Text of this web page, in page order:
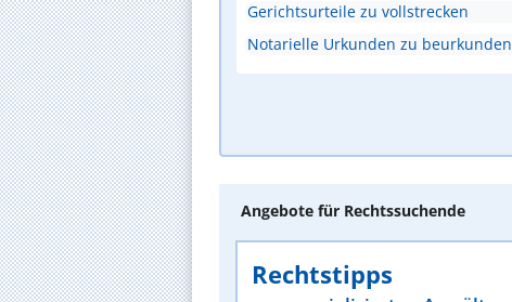
Gerichtsurteile zu vollstrecken
Notarielle Urkunden zu beurkunden
Angebote für Rechtssuchende
Rechtstipps